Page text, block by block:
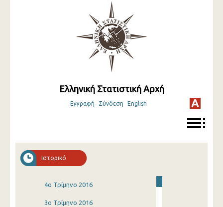
Ελληνική Στατιστική Αρχή
Εγγραφή Σύνδεση English
Ιστορικό
4o Τρίμηνο 2016
3o Τρίμηνο 2016